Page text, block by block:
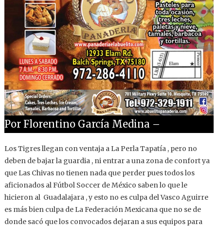
Por Florentino García Medina –
Los Tigres llegan con ventaja a La Perla Tapatía , pero no
deben de bajar la guardia , ni entrar a una zona de confort ya
que Las Chivas no tienen nada que perder pues todos los
aficionados al Fútbol Soccer de México saben lo que le
hicieron al Guadalajara , y esto no es culpa del Vasco Aguirre
es más bien culpa de La Federación Mexicana que no se de
donde sacó que los convocados dejaran a sus equipos para